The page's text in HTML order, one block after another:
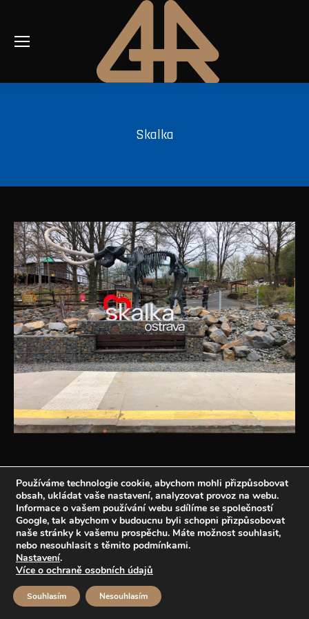
Skalka
Copyright © Weiron Dynamics, s.r.o. |Tvorba webových stránekaSEO
Používáme technologie cookie, abychom mohli přizpůsobovat
obsah, ukládat vaše nastavení, analyzovat provoz na webu.
Informace o vašem používání webu sdílíme se společností
Google, tak abychom v budoucnu byli schopni přizpůsobovat
naše stránky k vašemu prospěchu. Máte možnost souhlasit,
nebo nesouhlasit s těmito podmínkami.
Nastavení.
Více o ochraně osobních údajů
Souhlasím Nesouhlasím